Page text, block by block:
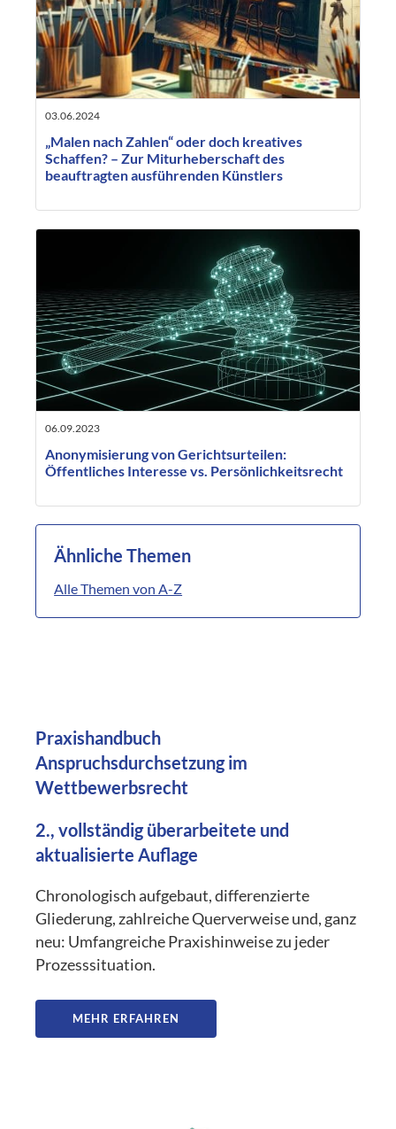
03.06.2024
„Malen nach Zahlen“ oder doch kreatives
Schaffen? – Zur Miturheberschaft des
beauftragten ausführenden Künstlers
06.09.2023
Anonymisierung von Gerichtsurteilen:
Öffentliches Interesse vs. Persönlichkeitsrecht
Ähnliche Themen
Alle Themen von A-Z
Praxishandbuch
Anspruchsdurchsetzung im
Wettbewerbsrecht
2., vollständig überarbeitete und
aktualisierte Auflage
Chronologisch aufgebaut, differenzierte
Gliederung, zahlreiche Querverweise und, ganz
neu: Umfangreiche Praxishinweise zu jeder
Prozesssituation.
MEHR ERFAHREN